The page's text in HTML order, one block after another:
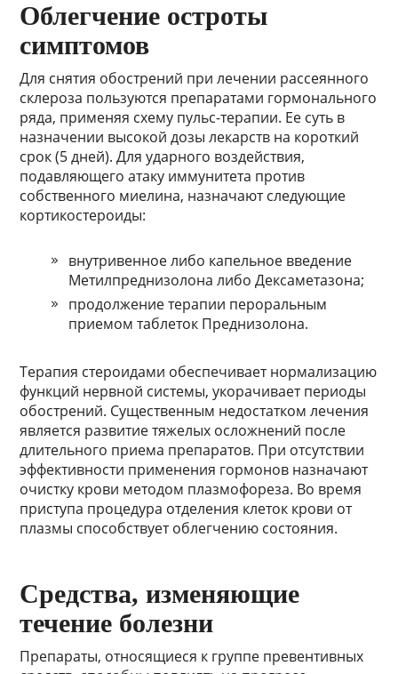
Облегчение остроты
симптомов
Для снятия обострений при лечении рассеянного
склероза пользуются препаратами гормонального
ряда, применяя схему пульс-терапии. Ее суть в
назначении высокой дозы лекарств на короткий
срок (5 дней). Для ударного воздействия,
подавляющего атаку иммунитета против
собственного миелина, назначают следующие
кортикостероиды:
внутривенное либо капельное введение
Метилпреднизолона либо Дексаметазона;
продолжение терапии пероральным
приемом таблеток Преднизолона.
Терапия стероидами обеспечивает нормализацию
функций нервной системы, укорачивает периоды
обострений. Существенным недостатком лечения
является развитие тяжелых осложнений после
длительного приема препаратов. При отсутствии
эффективности применения гормонов назначают
очистку крови методом плазмофореза. Во время
приступа процедура отделения клеток крови от
плазмы способствует облегчению состояния.
Средства, изменяющие
течение болезни
Препараты, относящиеся к группе превентивных